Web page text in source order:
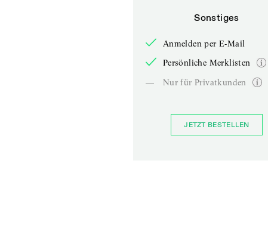
Sonstiges
Anmelden per E-Mail
Persönliche Merklisten
—
Nur für Privatkunden
JETZT BESTELLEN